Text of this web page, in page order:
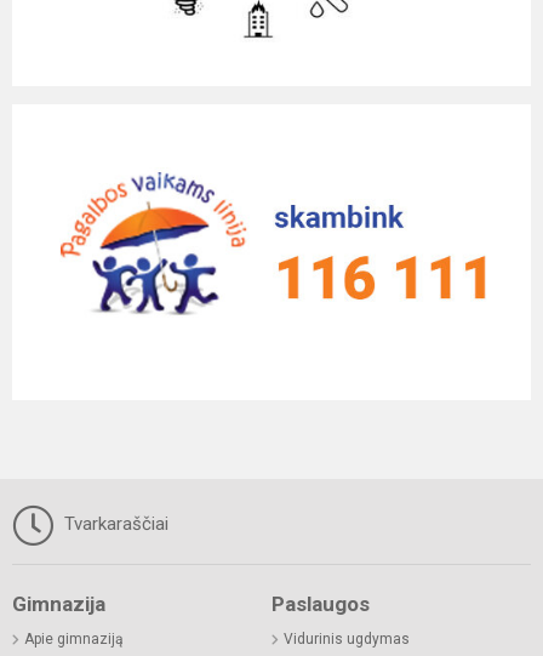
Tvarkaraščiai
Gimnazija
Apie gimnaziją
Paslaugos
Vidurinis ugdymas